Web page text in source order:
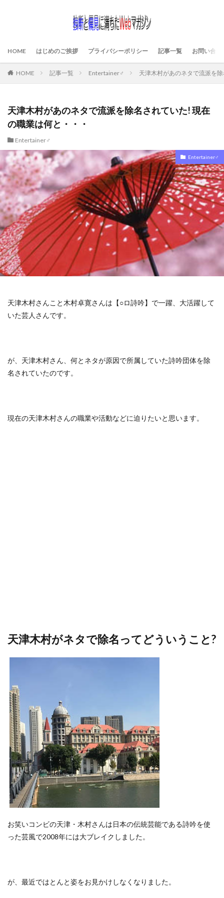
HOME はじめのご挨拶 プライバシーポリシー 記事一覧 お問い合わ
HOME 記事一覧 Entertainer♂ 天津木村があのネタで流派を
天津木村があのネタで流派を除名されていた! 現在
の職業は何と・・・
Entertainer♂
Entertainer♂
天津木村さんこと木村卓寛さんは【○ロ詩吟】で一躍、大活躍して
いた芸人さんです。
が、天津木村さん、何とネタが原因で所属していた詩吟団体を除
名されていたのです。
現在の天津木村さんの職業や活動などに迫りたいと思います。
天津木村がネタで除名ってどういうこと?
お笑いコンビの天津・木村さんは日本の伝統芸能である詩吟を使
った芸風で2008年には大ブレイクしました。
が、最近ではとんと姿をお見かけしなくなりました。